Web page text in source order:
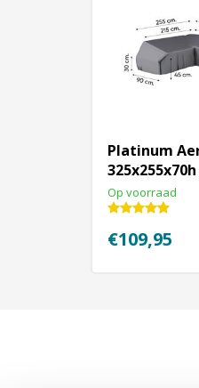
Platinum
vormige
Op voorraad
€109,95